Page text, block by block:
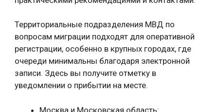
Территориальные подразделения МВД по
вопросам миграции подходят для оперативной
регистрации, особенно в крупных городах, где
очереди минимальны благодаря электронной
записи. Здесь вы получите отметку в
уведомлении о прибытии на месте.
Москва и Московская область: